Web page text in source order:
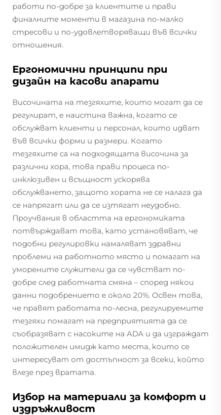
работи по-добре за клиентите и прави
финалните моменти в магазина по-малко
стресови и по-удовлетворяващи във всички
отношения.
Ергономични принципи при
дизайн на касови апарати
Височината на тезгяхите, които могат да се
регулират, е наистина важна, когато се
обслужват клиенти и персонал, които идват
във всички форми и размери. Когато
тезгяхите са на подходящата височина за
различни хора, това прави процеса по-
инклюзивен и всъщност ускорява
обслужването, защото хората не се налага да
се напрягат или да се изтягат неудобно.
Проучвания в областта на ергономиката
потвърждават това, като установяват, че
подобни регулировки намаляват здравни
проблеми на работното място и помагат на
уморените служители да се чувстват по-
добре след работната смяна – според някои
данни подобрението е около 20%. Освен това,
че правят работата по-лесна, регулируемите
тезгяхи помагат на предприятията да се
съобразяват с насоките на ADA и да изграждат
положителен имидж като места, които се
интересуват от достъпност за всеки, който
влезе през вратата.
Избор на материали за комфорт и
издръжливост